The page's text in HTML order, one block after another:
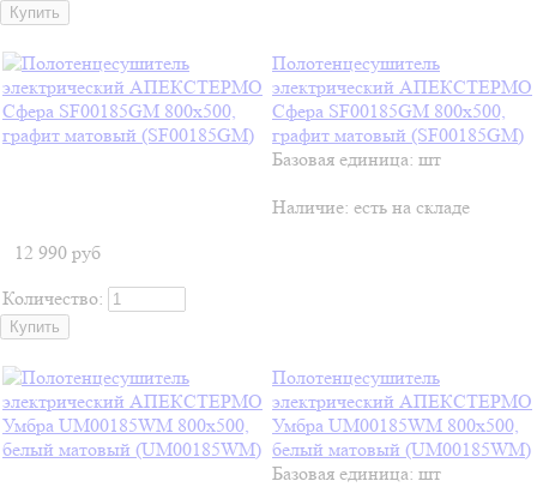
Полотенцесушитель
электрический АПЕКСТЕРМО
Сфера SF00185GM 800x500,
графит матовый (SF00185GM)
Базовая единица: шт
Наличие: есть на складе
12 990 руб
Количество:
Полотенцесушитель
электрический АПЕКСТЕРМО
Умбра UM00185WM 800x500,
белый матовый (UM00185WM)
Базовая единица: шт